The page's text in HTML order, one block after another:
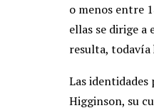
o menos entre
ellas se dirige a
resulta, todavía
Las identidades
Higginson, su